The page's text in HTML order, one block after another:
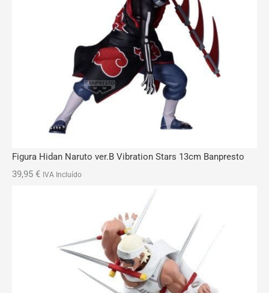
Figura Hidan Naruto ver.B Vibration Stars 13cm Banpresto
39,95 € IVA Incluído